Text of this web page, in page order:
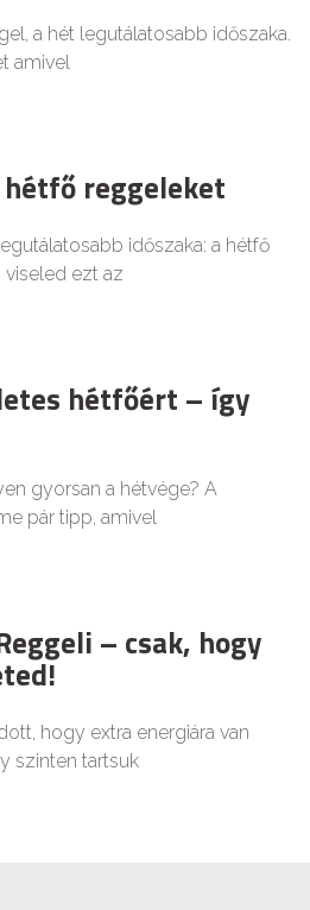
a hét legutálatosabb időszaka.
amivel
reggeleket
időszaka: a hétfő
viseled ezt az
hétfőért – így
gyorsan a hétvége? A
pár tipp, amivel
– csak, hogy
hogy extra energiára van
szinten tartsuk